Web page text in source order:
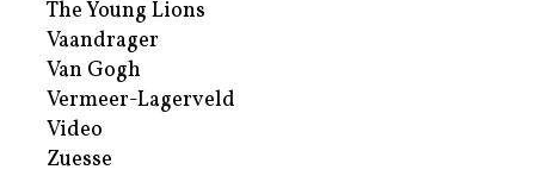
The Young Lions
Vaandrager
Van Gogh
Vermeer-Lagerveld
Video
Zuesse